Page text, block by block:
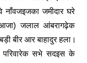
नाँवजइजका जमीदार घरे
जलाल आंबरागढ़ेक
बीर आर बाहादुर हला।
परिवारेक सभे सदइस के